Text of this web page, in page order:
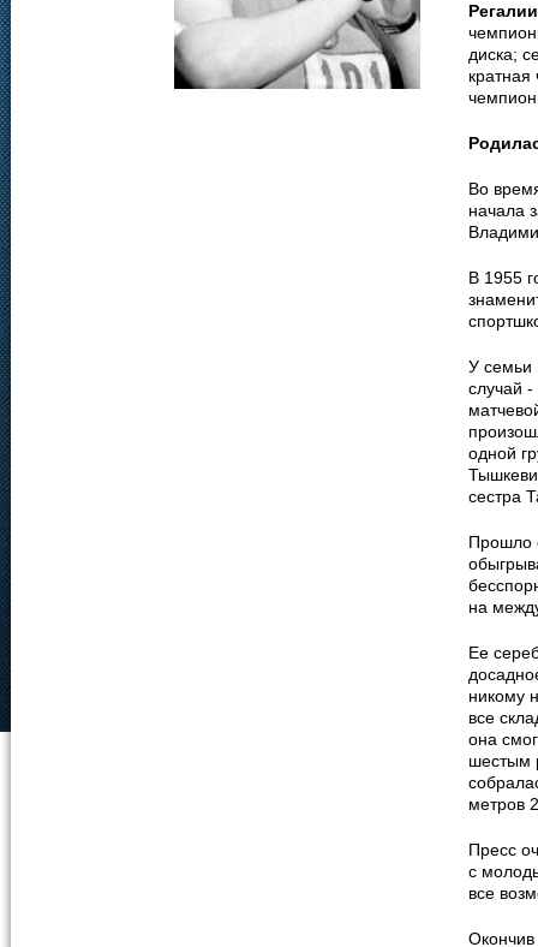
диска;
Во
начала
В 1955
У семьи
случай
одной
сестра
Прошло
на
Ее
никому
все
она
шестым
метров
Пресс
с
все